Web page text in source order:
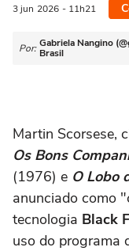
3 jun 2026 - 11h21
Por: Gabriela Nangino
Brasil
Martin Scorsese,
Os Bons
(1976) e O Lobo
anunciado como
tecnologia Black
uso do programa